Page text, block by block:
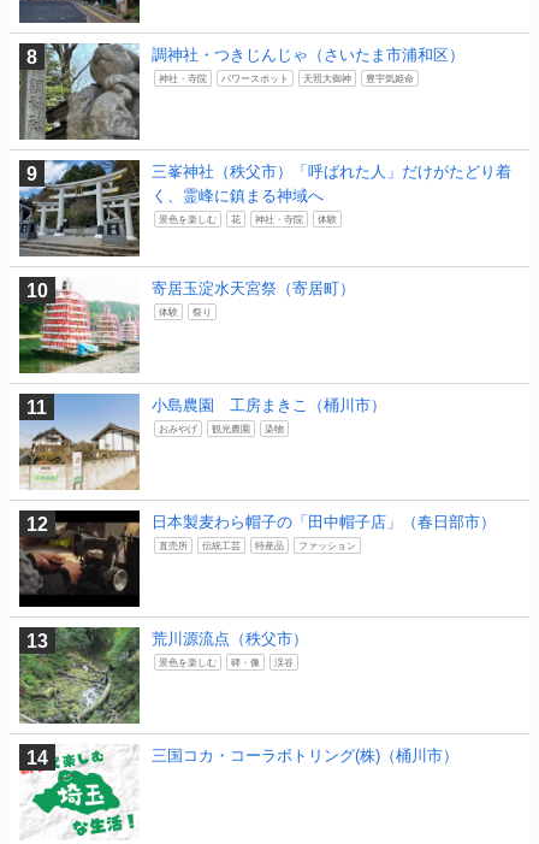
調神社・つきじんじゃ（さいたま市浦和区）
神社・寺院 パワースポット 天照大御神 豊宇気姫命
三峯神社（秩父市）「呼ばれた人」だけがたどり着
く、霊峰に鎮まる神域へ
景色を楽しむ 花 神社・寺院 体験
寄居玉淀水天宮祭（寄居町）
体験 祭り
小島農園 工房まきこ（桶川市）
おみやげ 観光農園 染物
日本製麦わら帽子の「田中帽子店」（春日部市）
直売所 伝統工芸 特産品 ファッション
荒川源流点（秩父市）
景色を楽しむ 碑・像 渓谷
三国コカ・コーラボトリング(株)（桶川市）